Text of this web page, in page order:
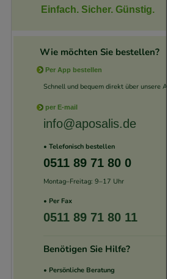
Einfach. Sicher. Günstig.
Wie möchten Sie bestellen?
Per App bestellen
Schnell und bequem direkt über unsere App.
per E-mail
info@aposalis.de
• Telefonisch bestellen
0511 89 71 80 0
Montag–Freitag: 9–17 Uhr
• Per Fax
0511 89 71 80 11
Benötigen Sie Hilfe?
• Persönliche Beratung